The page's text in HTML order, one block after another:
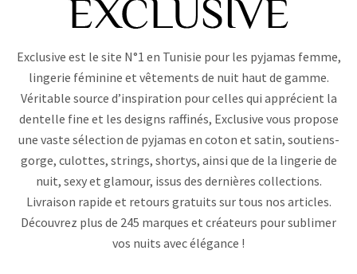
Exclusive est le site N°1 en Tunisie pour les pyjamas femme,
lingerie féminine et vêtements de nuit haut de gamme.
Véritable source d’inspiration pour celles qui apprécient la
dentelle fine et les designs raffinés, Exclusive vous propose
une vaste sélection de pyjamas en coton et satin, soutiens-
gorge, culottes, strings, shortys, ainsi que de la lingerie de
nuit, sexy et glamour, issus des dernières collections.
Livraison rapide et retours gratuits sur tous nos articles.
Découvrez plus de 245 marques et créateurs pour sublimer
vos nuits avec élégance !